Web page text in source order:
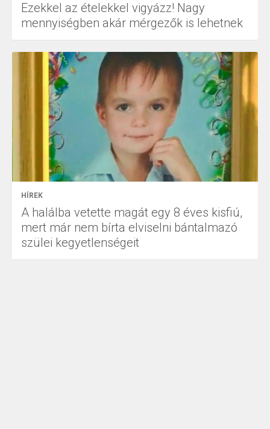
Ezekkel az ételekkel vigyázz! Nagy
mennyiségben akár mérgezők is lehetnek
HÍREK
A halálba vetette magát egy 8 éves kisfiú,
mert már nem bírta elviselni bántalmazó
szülei kegyetlenségeit